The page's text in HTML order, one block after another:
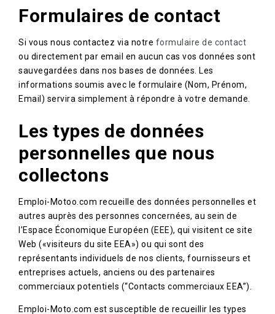
Formulaires de contact
Si vous nous contactez via notre formulaire de contact
ou directement par email en aucun cas vos données sont
sauvegardées dans nos bases de données. Les
informations soumis avec le formulaire (Nom, Prénom,
Email) servira simplement à répondre à votre demande.
Les types de données
personnelles que nous
collectons
Emploi-Motoo.com recueille des données personnelles et
autres auprès des personnes concernées, au sein de
l’Espace Économique Européen (EEE), qui visitent ce site
Web («visiteurs du site EEA») ou qui sont des
représentants individuels de nos clients, fournisseurs et
entreprises actuels, anciens ou des partenaires
commerciaux potentiels (“Contacts commerciaux EEA”).
Emploi-Moto.com est susceptible de recueillir les types